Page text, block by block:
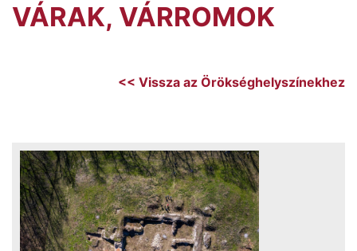
VÁRAK, VÁRROMOK
<< Vissza az Örökséghelyszínekhez